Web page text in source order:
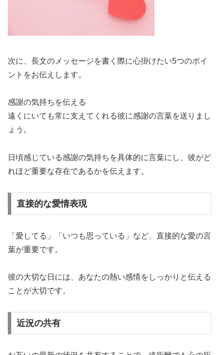
次に、長文のメッセージを書く際に心掛けたい5つのポイ
ントをお伝えします。
感謝の気持ちを伝える
遠くにいても常に支えてくれる彼に感謝の言葉を送りまし
ょう。
日頃感じている感謝の気持ちを具体的に言葉にし、彼がど
れほど重要な存在であるかを伝えます。
直接的な愛情表現
「愛してる」「いつも思っている」など、直接的な愛の言
葉が重要です。
彼の大切な日には、あなたの熱い感情をしっかりと伝える
ことが大切です。
近況の共有